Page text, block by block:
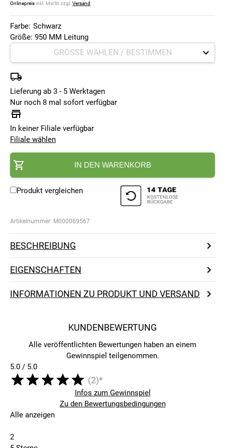
Onlinepreisinkl. MwSt, zzgl. Versand
Farbe: Schwarz
Größe: 950 MM Leitung
Lieferung ab 3 - 5 Werktagen
Nur noch 8 mal sofort verfügbar
In keiner Filiale verfügbar
Filiale wählen
IN DEN WARENKORB
Produkt vergleichen
Artikelnummer: M000069567
BESCHREIBUNG
EIGENSCHAFTEN
INFORMATIONEN ZU PRODUKT UND VERSAND
KUNDENBEWERTUNG
Alle veröffentlichten Bewertungen haben an einem
Gewinnspiel teilgenommen.
5.0 / 5.0
(2)*
Infos zum Gewinnspiel
Zu den Bewertungsbedingungen
Alle anzeigen
2